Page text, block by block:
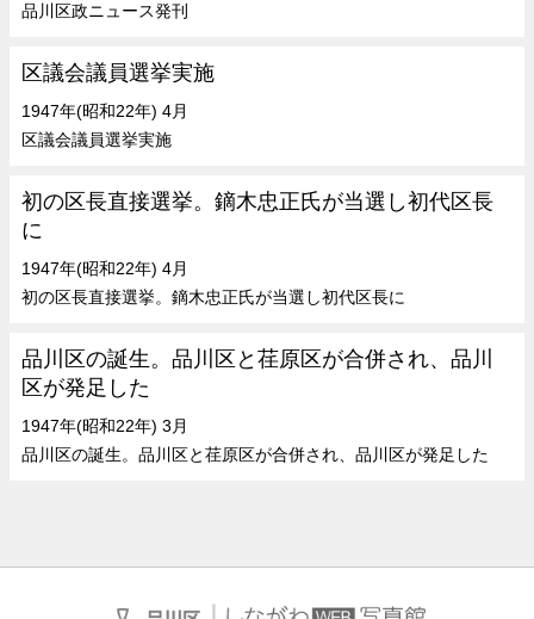
品川区政ニュース発刊
区議会議員選挙実施
1947年(昭和22年) 4月
区議会議員選挙実施
初の区長直接選挙。鏑木忠正氏が当選し初代区長
に
1947年(昭和22年) 4月
初の区長直接選挙。鏑木忠正氏が当選し初代区長に
品川区の誕生。品川区と荏原区が合併され、品川
区が発足した
1947年(昭和22年) 3月
品川区の誕生。品川区と荏原区が合併され、品川区が発足した